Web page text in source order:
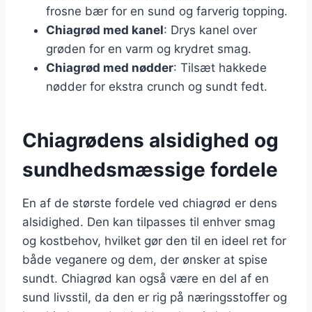
frosne bær for en sund og farverig topping.
Chiagrød med kanel: Drys kanel over
grøden for en varm og krydret smag.
Chiagrød med nødder: Tilsæt hakkede
nødder for ekstra crunch og sundt fedt.
Chiagrødens alsidighed og
sundhedsmæssige fordele
En af de største fordele ved chiagrød er dens
alsidighed. Den kan tilpasses til enhver smag
og kostbehov, hvilket gør den til en ideel ret for
både veganere og dem, der ønsker at spise
sundt. Chiagrød kan også være en del af en
sund livsstil, da den er rig på næringsstoffer og